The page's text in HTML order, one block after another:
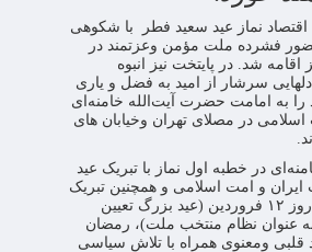
نماز عید سعید فطر با شکوهی
حضور فشرده ملت مؤمن وعزتمند در
شد. در پایتخت نیز انبوه
سرشار از امید به فضل و یاری
را به امامت حضرت آیت‌الله خامنه‌ای
اسلامی در مصلای تهران وخیابان های
در خطبه اول نماز با تبریک عید
و امت اسلامی و همچنین تبریک
نوروز و سال نو و روز ۱۲ فروردین (عید بزرگ تعیین
عنوان نظام منتخب ملت)، رمضان
قلبی ومعنوی همراه با تلاش سیاسی